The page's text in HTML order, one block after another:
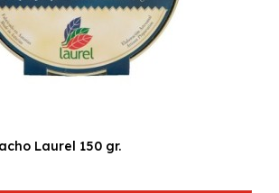
Laurel 150 gr.